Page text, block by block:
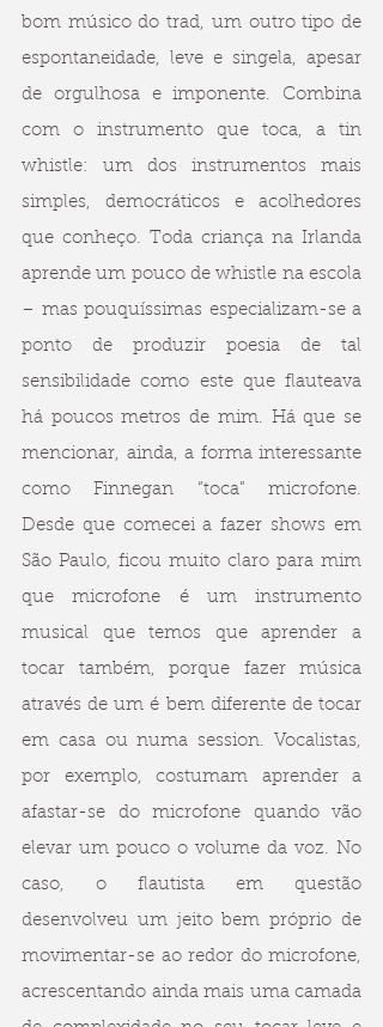
bom músico do trad, um outro tipo de
espontaneidade, leve e singela, apesar
de orgulhosa e imponente. Combina
com o instrumento que toca, a tin
whistle: um dos instrumentos mais
simples, democráticos e acolhedores
que conheço. Toda criança na Irlanda
aprende um pouco de whistle na escola
– mas pouquíssimas especializam-se a
ponto de produzir poesia de tal
sensibilidade como este que flauteava
há poucos metros de mim. Há que se
mencionar, ainda, a forma interessante
como Finnegan “toca” microfone.
Desde que comecei a fazer shows em
São Paulo, ficou muito claro para mim
que microfone é um instrumento
musical que temos que aprender a
tocar também, porque fazer música
através de um é bem diferente de tocar
em casa ou numa session. Vocalistas,
por exemplo, costumam aprender a
afastar-se do microfone quando vão
elevar um pouco o volume da voz. No
caso, o flautista em questão
desenvolveu um jeito bem próprio de
movimentar-se ao redor do microfone,
acrescentando ainda mais uma camada